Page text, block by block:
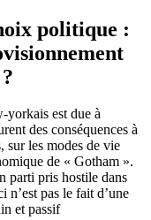
politique :
yorkais est due à
des conséquences à
sur les modes de vie
de « Gotham ».
parti pris hostile dans
n’est pas le fait d’une
et passif